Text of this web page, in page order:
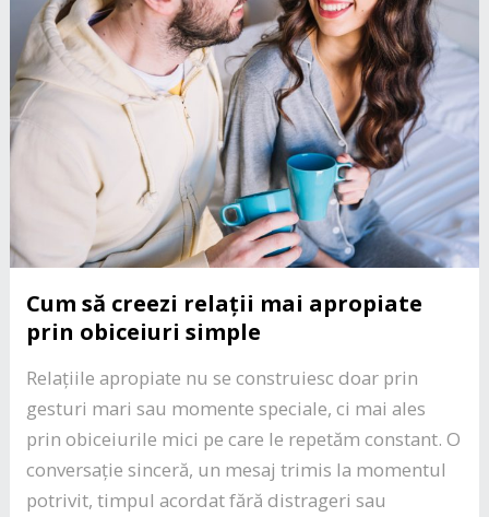
Cum să creezi relații mai apropiate
prin obiceiuri simple
Relațiile apropiate nu se construiesc doar prin
gesturi mari sau momente speciale, ci mai ales
prin obiceiurile mici pe care le repetăm constant. O
conversație sinceră, un mesaj trimis la momentul
potrivit, timpul acordat fără distrageri sau